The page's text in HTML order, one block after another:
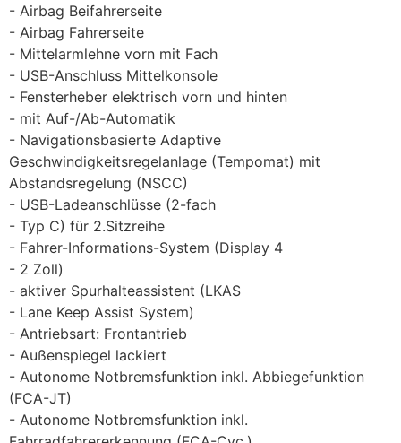
Airbag Beifahrerseite
Airbag Fahrerseite
Mittelarmlehne vorn mit Fach
USB-Anschluss Mittelkonsole
Fensterheber elektrisch vorn und hinten
mit Auf-/Ab-Automatik
Navigationsbasierte Adaptive
Geschwindigkeitsregelanlage (Tempomat) mit
Abstandsregelung (NSCC)
USB-Ladeanschlüsse (2-fach
Typ C) für 2.Sitzreihe
Fahrer-Informations-System (Display 4
2 Zoll)
aktiver Spurhalteassistent (LKAS
Lane Keep Assist System)
Antriebsart: Frontantrieb
Außenspiegel lackiert
Autonome Notbremsfunktion inkl. Abbiegefunktion
(FCA-JT)
Autonome Notbremsfunktion inkl.